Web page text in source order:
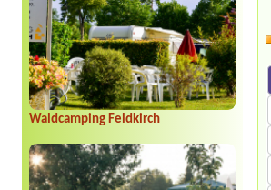
Waldcamping Feldkirch